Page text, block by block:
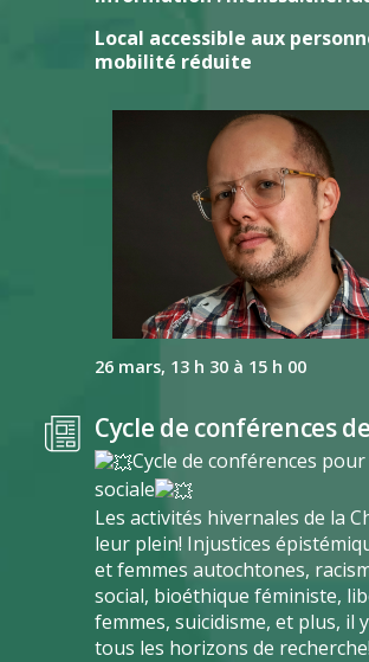
Local accessible aux
mobilité réduite
26 mars, 13 h 30 à 15 h 00
Cycle de conférences
Cycle de conférences
sociale
Les activités hivernales de la
leur plein! Injustices
et femmes autochtones,
social, bioéthique féministe,
femmes, suicidisme, et plus, il
tous les horizons de recherche!